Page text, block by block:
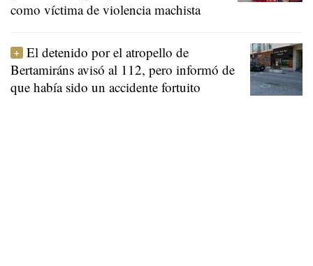
como víctima de violencia machista
El detenido por el atropello de
Bertamiráns avisó al 112, pero informó de
que había sido un accidente fortuito